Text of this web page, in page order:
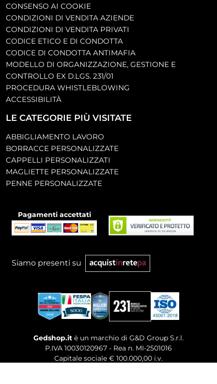
CONSENSO AI COOKIE
CONDIZIONI DI VENDITA AZIENDE
CONDIZIONI DI VENDITA PRIVATI
CODICE ETICO E DI CONDOTTA
CODICE DI CONDOTTA ANTIMAFIA
MODELLO DI ORGANIZZAZIONE, GESTIONE E
CONTROLLO EX D.LGS. 231/01
PROCEDURA WHISTLEBLOWING
ACCESSIBILITÀ
LE CATEGORIE PIÙ VISITATE
ABBIGLIAMENTO LAVORO
BORRACCE PERSONALIZZATE
CAPPELLI PERSONALIZZATI
MAGLIETTE PERSONALIZZATE
PENNE PERSONALIZZATE
Pagamenti accettati
Siamo presenti su
Gedshop.it è un marchio di G&D Group S.r.l.
P.IVA 10030120967 - Rea n. MI-2501016
Capitale sociale € 100.000,00 i.v.